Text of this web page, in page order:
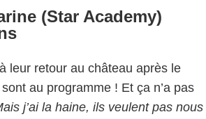
(Star Academy)
leur retour au château après le
au programme ! Et ça n’a pas
j’ai la haine, ils veulent pas nous